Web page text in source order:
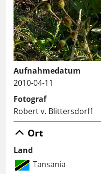
Aufnahmedatum
2010-04-11
Fotograf
Robert v. Blittersdorff
Ort
Land
Tansania